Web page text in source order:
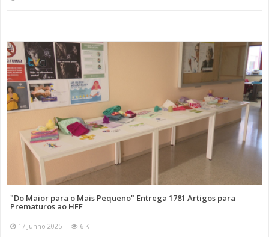
"Do Maior para o Mais Pequeno" Entrega 1781 Artigos para
Prematuros ao HFF
17 Junho 2025 6 K